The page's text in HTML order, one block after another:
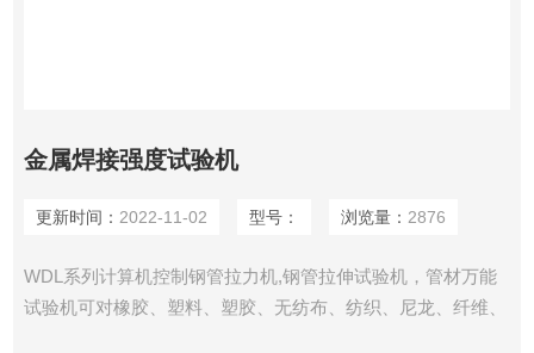
金属焊接强度试验机
更新时间： 2022-11-02 型号： 浏览量： 2876
WDL系列计算机控制钢管拉力机,钢管拉伸试验机，管材万能
试验机可对橡胶、塑料、塑胶、无纺布、纺织、尼龙、纤维、